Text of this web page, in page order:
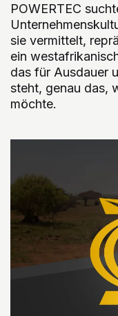
POWERTEC
sie vermittelt,
ein
das für Ausdauer
steht, genau das,
möchte.